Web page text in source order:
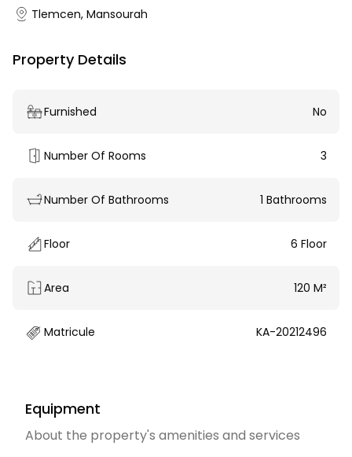
Photo Gallery
Tlemcen, Mansourah
Property Details
Furnished No
Number Of Rooms 3
Number Of Bathrooms 1 Bathrooms
Floor 6 Floor
Area 120 M²
Matricule KA-20212496
Equipment
About the property's amenities and services